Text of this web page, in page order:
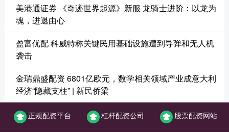
美港通证券 《奇迹世界起源》新服 龙骑士进阶：以龙为
魂，进退由心
盈富优配 科威特称关键民用基础设施遭到导弹和无人机
袭击
金瑞鼎盛配资 6801亿欧元，数学相关领域产业成意大利
经济“隐藏支柱” | 新民侨梁
正规配资平台 杠杆配资公司 股票配资网站